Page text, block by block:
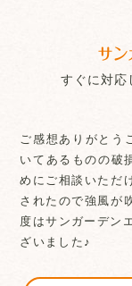
サ
すぐに対応
ご感想ありがとう
いてあるものの破
めにご相談いただ
されたので強風が
度はサンガーデン
ざいました♪